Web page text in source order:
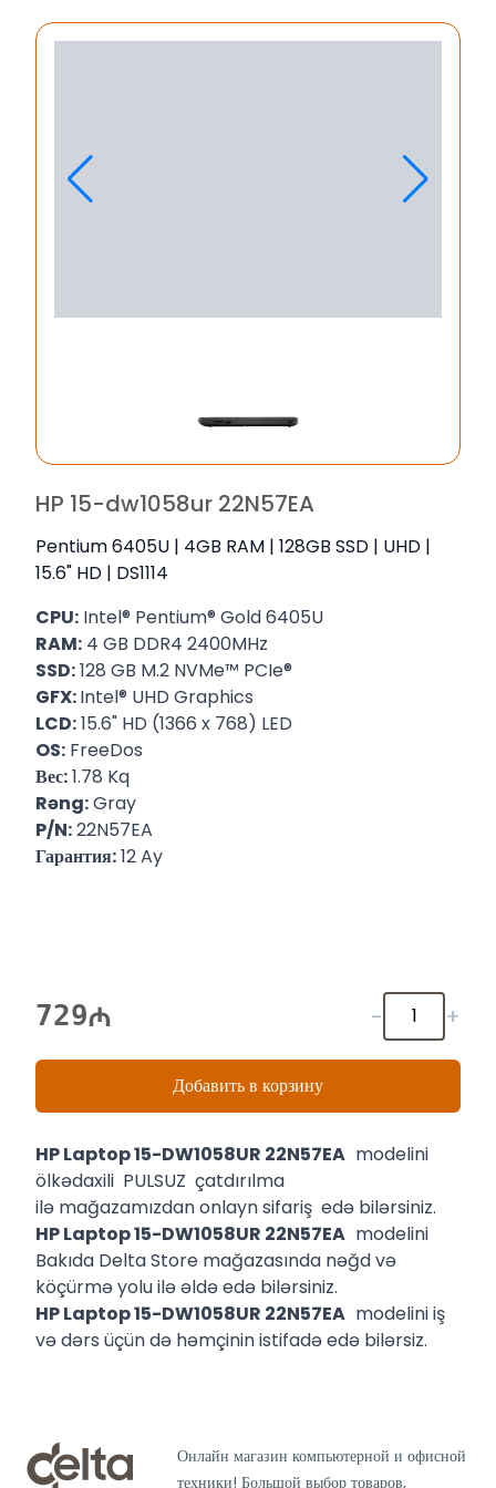
HP 15-dw1058ur 22N57EA
Pentium 6405U | 4GB RAM | 128GB SSD | UHD |
15.6" HD | DS1114
CPU: Intel® Pentium® Gold 6405U
RAM: 4 GB DDR4 2400MHz
SSD:128 GB M.2 NVMe™ PCIe®
GFX:Intel® UHD Graphics
LCD:15.6" HD (1366 x 768) LED
OS: FreeDos
Вес:1.78 Kq
Rəng:Gray
P/N:22N57EA
Гарантия:12 Ay
729 - +
Добавить в корзину
HP Laptop 15-DW1058UR 22N57EA modelini
ölkədaxili PULSUZ çatdırılma
ilə mağazamızdan onlayn sifariş edə bilərsiniz.
HP Laptop 15-DW1058UR 22N57EA modelini
Bakıda Delta Store mağazasında nəğd və
köçürmə yolu ilə əldə edə bilərsiniz.
HP Laptop 15-DW1058UR 22N57EA modelini iş
və dərs üçün də həmçinin istifadə edə bilərsiz.
Онлайн магазин компьютерной и офисной
техники! Большой выбор товаров,